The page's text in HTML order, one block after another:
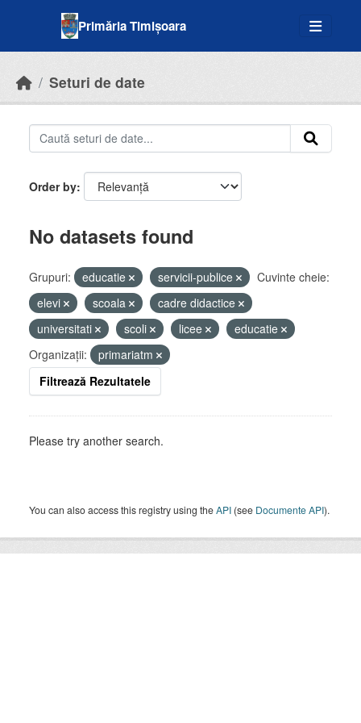
Primăria Timișoara
Seturi de date
Order by
No datasets found
Grupuri: educatie servicii-publice
Cuvinte cheie:
elevi
scoala
cadre didactice
universitati
scoli licee
educatie
Organizații:
primariatm
Filtrează Rezultatele
Please try another search.
You can also access this registry using theAPI (see Documente API).